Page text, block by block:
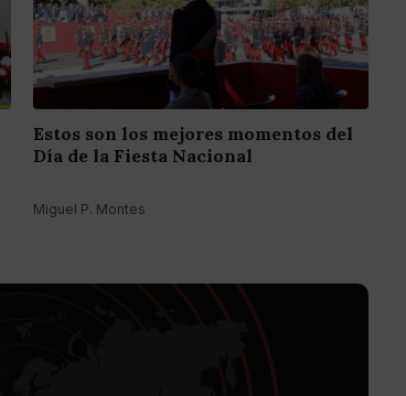
Estos son los mejores momentos del
Día de la Fiesta Nacional
Miguel P. Montes